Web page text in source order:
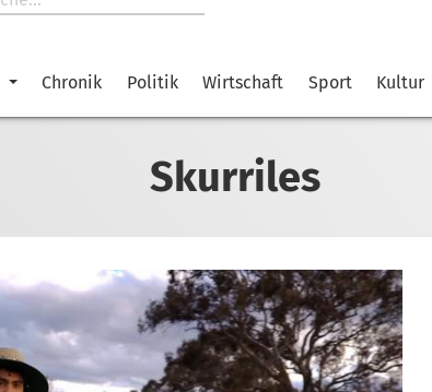
Chronik Politik Wirtschaft Sport Kultur
Skurriles